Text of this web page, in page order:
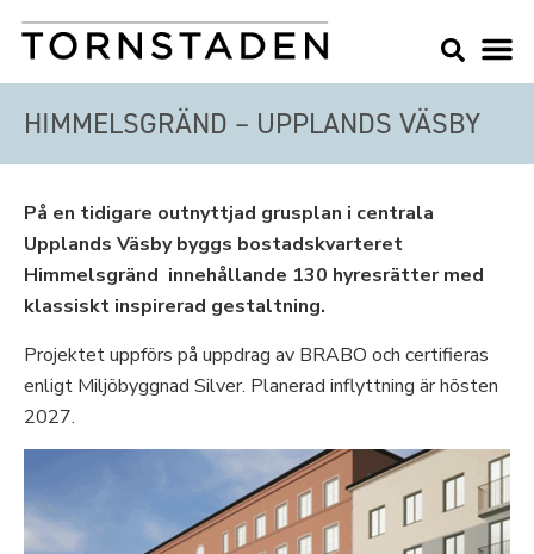
HIMMELSGRÄND – UPPLANDS VÄSBY
På en tidigare outnyttjad grusplan i centrala
Upplands Väsby byggs bostadskvarteret
Himmelsgränd innehållande 130 hyresrätter med
klassiskt inspirerad gestaltning.
Projektet uppförs på uppdrag av BRABO och certifieras
enligt Miljöbyggnad Silver. Planerad inflyttning är hösten
2027.